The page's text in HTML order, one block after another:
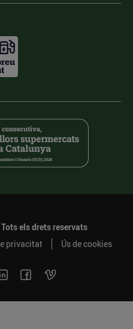
els drets reservats
privacitat Ús de cookies